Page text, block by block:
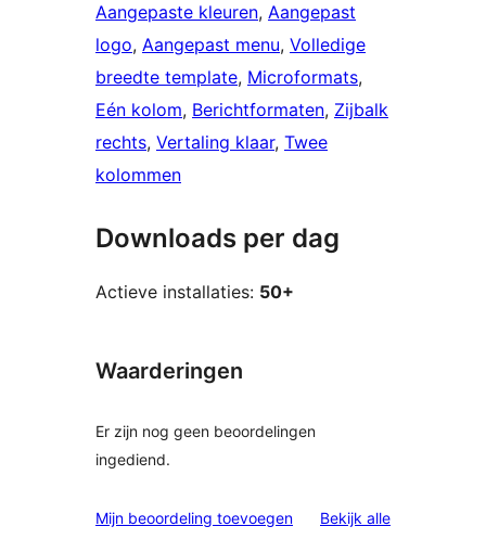
Aangepaste kleuren, Aangepast
logo, Aangepast menu, Volledige
breedte template, Microformats
Eén kolom, Berichtformaten, Zijbalk
rechts, Vertaling klaar, Twee
kolommen
Downloads per dag
Actieve installaties: 50+
Waarderingen
Er zijn nog geen beoordelingen
ingediend.
Mijn beoordeling toevoegen Bekijk alle